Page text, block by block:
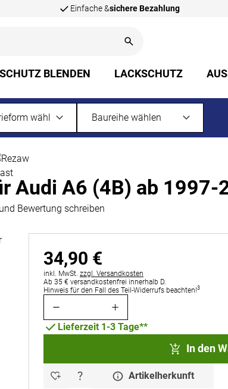
Einfache &sichere Bezahlung
BLENDEN LACKSCHUTZ
Audi A6 (4B) ab 1997-
Bewertung schreiben
34,90 €
Steuerhinweis:
inkl. MwSt. zzgl. Versandkosten
Ab 35 € versandkostenfrei innerhalb D.
Hinweis für den Fall des Teil-Widerrufs beachten!3
Lieferzeit 1-3 Tage**
In den
Artikelherkunft